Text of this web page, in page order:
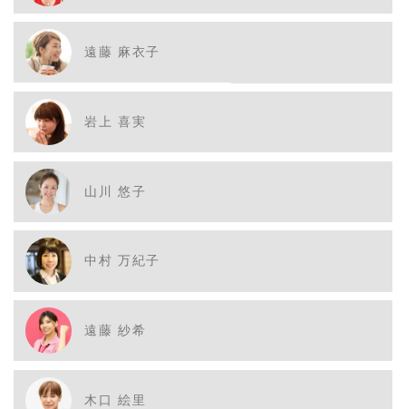
遠藤 麻衣子
岩上 喜実
山川 悠子
中村 万紀子
遠藤 紗希
木口 絵里